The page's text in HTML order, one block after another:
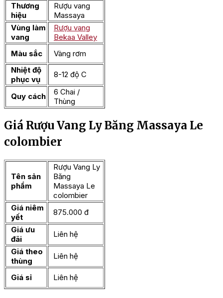
Thương
hiệu
Rượu vang
Massaya
Vùng làm
vang
Rượu vang
Bekaa Valley
Màu sắc
Vàng rơm
Nhiệt độ
phục vụ
8-12 độ C
Quy cách
6 Chai /
Thùng
Giá Rượu Vang Ly Băng Massaya Le
colombier
Tên sản
phẩm
Rượu Vang Ly
Băng
Massaya Le
colombier
Giá niêm
yết
875.000 đ
Giá ưu
đãi
Liên hệ
Giá theo
thùng
Liên hệ
Giá sỉ Liên hệ